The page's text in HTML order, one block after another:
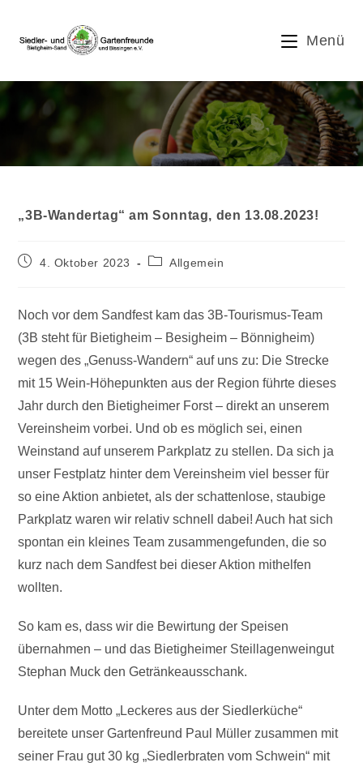
springen
Menü
Blog
„3B-Wandertag“ am Sonntag, den 13.08.2023!
Beitrag4. Oktober 2023
Beitrags-
Allgemein
Noch vor dem Sandfest kam das 3B-Tourismus-Team
(3B steht für Bietigheim – Besigheim – Bönnigheim)
wegen des „Genuss-Wandern“ auf uns zu: Die Strecke
mit 15 Wein-Höhepunkten aus der Region führte dieses
Jahr durch den Bietigheimer Forst – direkt an unserem
Vereinsheim vorbei. Und ob es möglich sei, einen
Weinstand auf unserem Parkplatz zu stellen. Da sich ja
unser Festplatz hinter dem Vereinsheim viel besser für
so eine Aktion anbietet, als der schattenlose, staubige
Parkplatz waren wir relativ schnell dabei! Auch hat sich
spontan ein kleines Team zusammengefunden, die so
kurz nach dem Sandfest bei dieser Aktion mithelfen
wollten.
So kam es, dass wir die Bewirtung der Speisen
übernahmen – und das Bietigheimer Steillagenweingut
Stephan Muck den Getränkeausschank.
Unter dem Motto „Leckeres aus der Siedlerküche“
bereitete unser Gartenfreund Paul Müller zusammen mit
seiner Frau gut 30 kg „Siedlerbraten vom Schwein“ mit